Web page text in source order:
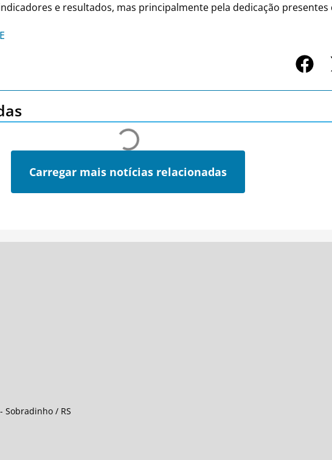
e resultados, mas principalmente pela dedicação presentes
Carregar mais notícias relacionadas
Sobradinho / RS